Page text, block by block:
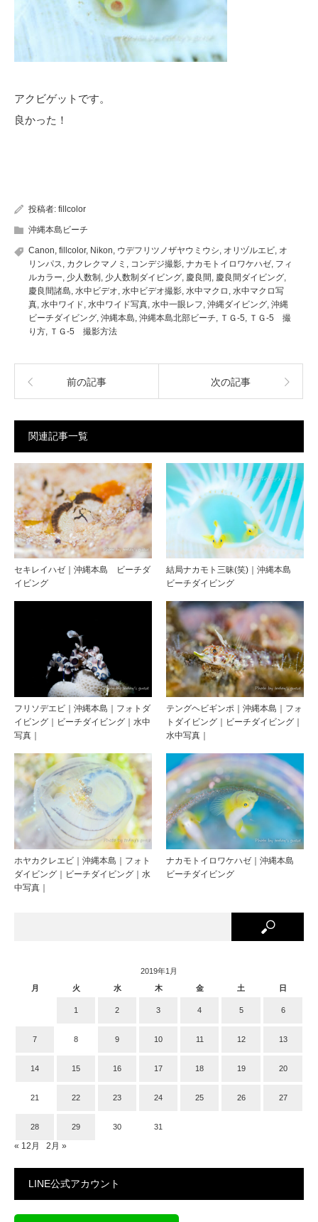
アクビゲットです。
良かった！
投稿者: fillcolor
沖縄本島ビーチ
Canon fillcolor, Nikon ウデフリツノザヤウミウシ オリヅルエビ オ
リンパス
カクレクマノミ コンデジ撮影 ナカモトイロワケハゼ フィ
ルカラー 少人数制 少人数制ダイビング 慶良間 慶良間ダイビング
慶良間諸島 水中ビデオ 水中ビデオ撮影 水中マクロ 水中マクロ写
真 水中ワイド 水中ワイド写真 水中一眼レフ 沖縄ダイビング 沖縄
ビーチダイビング 沖縄本島 沖縄本島北部ビーチ ＴＧ-5
ＴＧ-5 撮
り方
ＴＧ-5 撮影方法
前の記事 次の記事
関連記事一覧
セキレイハゼ｜沖縄本島 ビーチダ
イビング
結局ナカモト三昧(笑)｜沖縄本島
ビーチダイビング
フリソデエビ｜沖縄本島｜フォトダ
イビング｜ビーチダイビング｜水中
写真｜
テングヘビギンポ｜沖縄本島｜フォ
トダイビング｜ビーチダイビング｜
水中写真｜
ホヤカクレエビ｜沖縄本島｜フォト
ダイビング｜ビーチダイビング｜水
中写真｜
ナカモトイロワケハゼ｜沖縄本島
ビーチダイビング
2019年1月
月
火 水 木 金 土 日
1 2 3 4 5 6
7 8 9 10 11 12 13
14 15 16 17 18 19 20
21 22 23 24 25 26 27
28 29 30 31
« 12月 2月 »
LINE公式アカウント